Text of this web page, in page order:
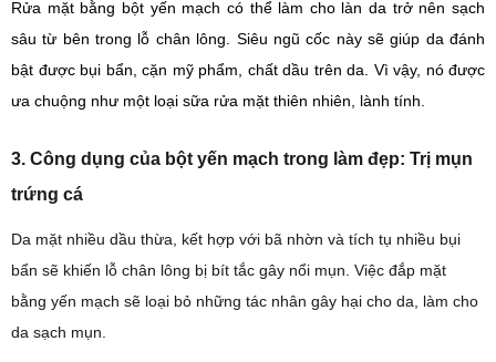
Rửa mặt bằng bột yến mạch có thể làm cho làn da trở nên sạch
sâu từ bên trong lỗ chân lông. Siêu ngũ cốc này sẽ giúp da đánh
bật được bụi bẩn, cặn mỹ phẩm, chất dầu trên da. Vì vậy, nó được
ưa chuộng như một loại sữa rửa mặt thiên nhiên, lành tính.
3. Công dụng của bột yến mạch trong làm đẹp: Trị mụn
trứng cá
Da mặt nhiều dầu thừa, kết hợp với bã nhờn và tích tụ nhiều bụi
bẩn sẽ khiến lỗ chân lông bị bít tắc gây nổi mụn. Việc đắp mặt
bằng yến mạch sẽ loại bỏ những tác nhân gây hại cho da, làm cho
da sạch mụn.